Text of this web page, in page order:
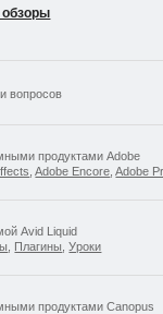
обзоры
вопросов
продуктами Adobe
,Adobe Encore ,Adobe
Avid Liquid
Плагины ,Уроки
продуктами Canopus